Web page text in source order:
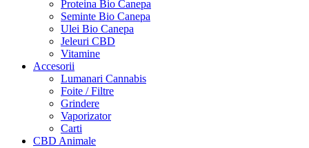
Proteina Bio Canepa
Seminte Bio Canepa
Ulei Bio Canepa
Jeleuri CBD
Vitamine
Accesorii
Lumanari Cannabis
Foite / Filtre
Grindere
Vaporizator
Carti
CBD Animale